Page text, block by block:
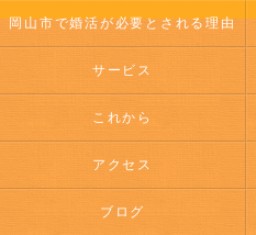
岡山市で婚活が必要とされる理由
サービス
これから
アクセス
ブログ